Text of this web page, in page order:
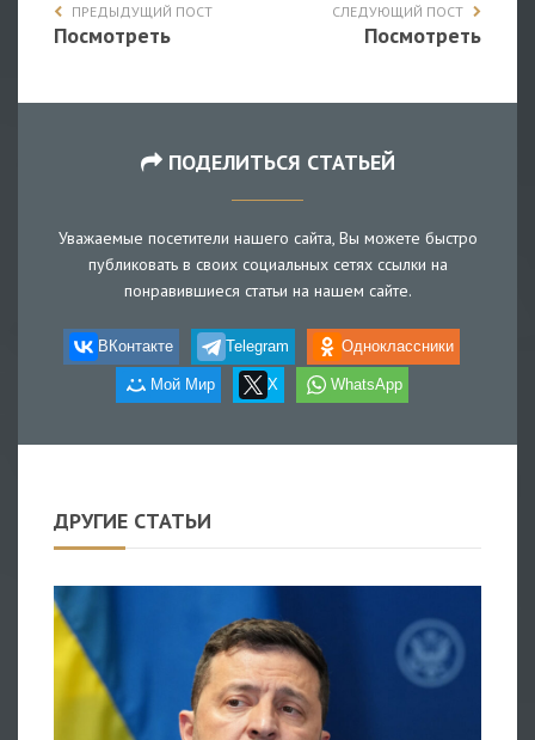
ПРЕДЫДУЩИЙ ПОСТ
Посмотреть
СЛЕДУЮЩИЙ ПОСТ
Посмотреть
ПОДЕЛИТЬСЯ СТАТЬЕЙ
Уважаемые посетители нашего сайта, Вы можете быстро
публиковать в своих социальных сетях ссылки на
понравившиеся статьи на нашем сайте.
ВКонтакте Telegram Одноклассники
Мой Мир X WhatsApp
ДРУГИЕ СТАТЬИ